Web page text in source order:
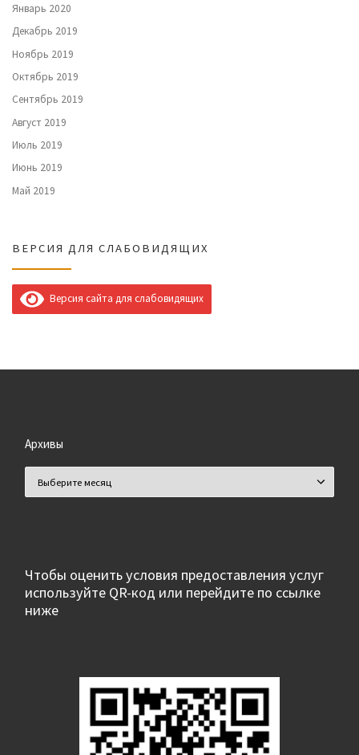
Январь 2020
Декабрь 2019
Ноябрь 2019
Октябрь 2019
Сентябрь 2019
Август 2019
Июль 2019
Июнь 2019
Май 2019
ВЕРСИЯ ДЛЯ СЛАБОВИДЯЩИХ
Версия сайта для слабовидящих
Архивы
Чтобы оценить условия предоставления услуг
используйте QR-код или перейдите по ссылке
ниже